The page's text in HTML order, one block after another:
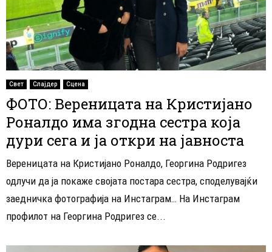
Свет Слајдер Сцена
ФОТО: Вереницата на Кристијано
Роналдо има згодна сестра која
дури сега и ја откри на јавноста
Вереницата на Кристијано Роналдо, Георгина Родригез
одлучи да ја покаже својата постара сестра, споделувајќи
заедничка фотографија на Инстаграм… На Инстаграм
профилот на Георгина Родригез се...